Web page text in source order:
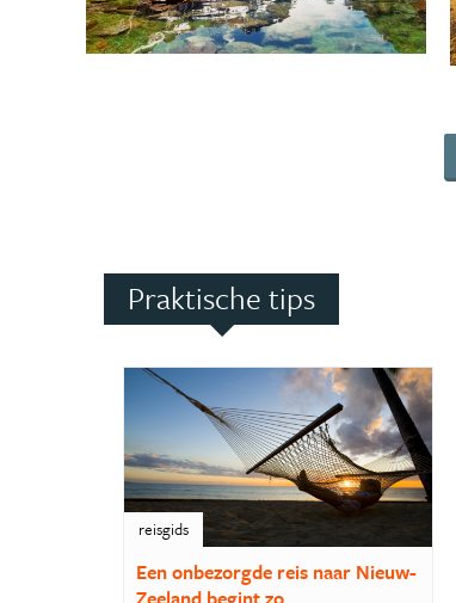
Praktische tips
reisgids
Een onbezorgde reis naar Nieuw-